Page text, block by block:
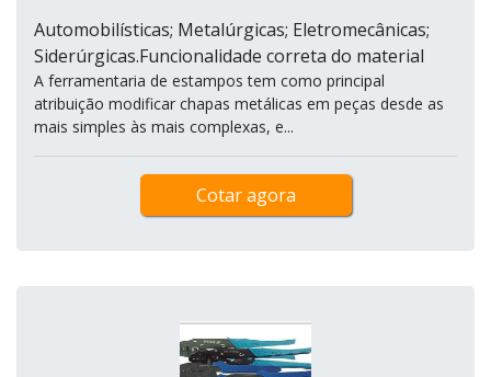
Automobilísticas; Metalúrgicas; Eletromecânicas;
Siderúrgicas.Funcionalidade correta do material
A ferramentaria de estampos tem como principal
atribuição modificar chapas metálicas em peças desde as
mais simples às mais complexas, e...
Cotar agora